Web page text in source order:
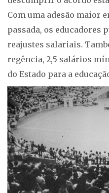
Com uma adesão maior
passada, os educadores
reajustes salariais.
regência, 2,5 salários
do Estado para a